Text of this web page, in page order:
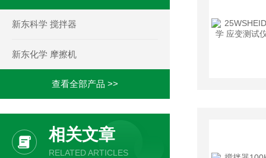
新东科学 搅拌器
新东化学 摩擦机
查看全部产品 >>
相关文章
RELATED ARTICLES